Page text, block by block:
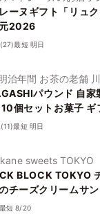
ーヌギフト「リュ
2026
(27)最短 明日
治年間 お茶の老舗
パウンド 自家
個セットお菓子 ギ
(11)最短 明日
sweets TOKYO
BLOCK TOKYO
チーズクリームサ
最短 8/20